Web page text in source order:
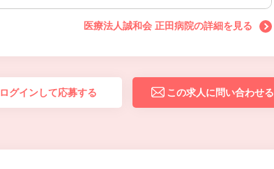
医療法人誠和会 正田病院の詳細を見る
ログインして応募する この求人に問い合わせる